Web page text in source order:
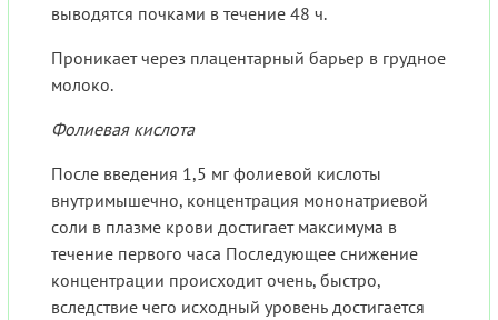
выводятся почками в течение 48 ч.
Проникает через плацентарный барьер в грудное
молоко.
Фолиевая кислота
После введения 1,5 мг фолиевой кислоты
внутримышечно, концентрация мононатриевой
соли в плазме крови достигает максимума в
течение первого часа Последующее снижение
концентрации происходит очень, быстро,
вследствие чего исходный уровень достигается